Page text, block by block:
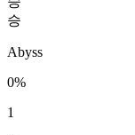
승
Abyss
0%
1